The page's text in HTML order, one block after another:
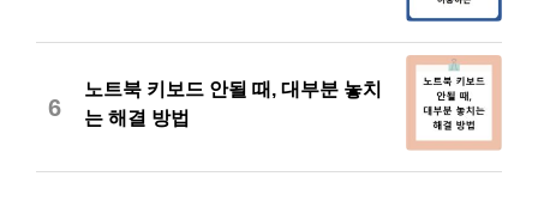
6
노트북 키보드 안될 때, 대부분 놓치
는 해결 방법